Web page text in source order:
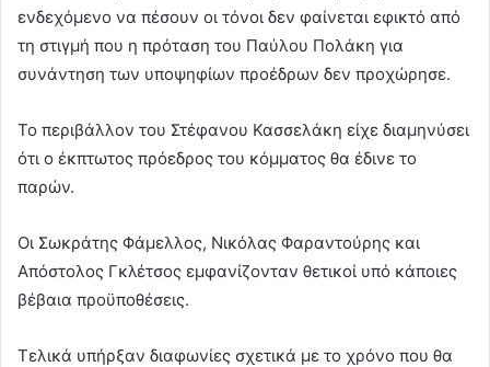
ενδεχόμενο να πέσουν οι τόνοι δεν φαίνεται εφικτό από
τη στιγμή που η πρόταση του Παύλου Πολάκη για
συνάντηση των υποψηφίων προέδρων δεν προχώρησε.
Το περιβάλλον του Στέφανου Κασσελάκη είχε διαμηνύσει
ότι ο έκπτωτος πρόεδρος του κόμματος θα έδινε το
παρών.
Οι Σωκράτης Φάμελλος, Νικόλας Φαραντούρης και
Απόστολος Γκλέτσος εμφανίζονταν θετικοί υπό κάποιες
βέβαια προϋποθέσεις.
Τελικά υπήρξαν διαφωνίες σχετικά με το χρόνο που θα